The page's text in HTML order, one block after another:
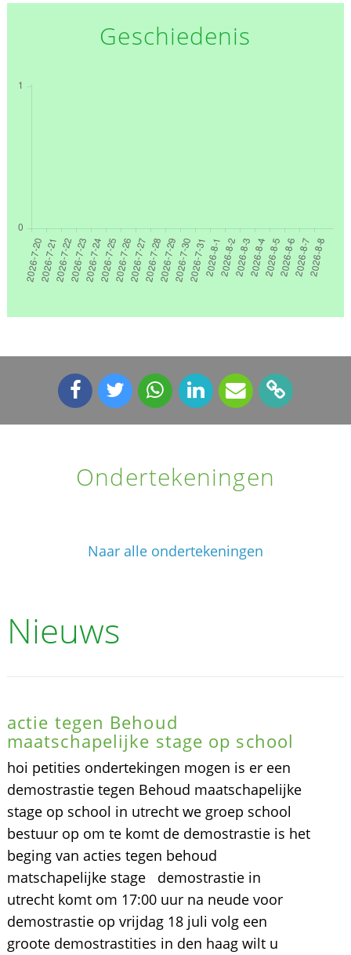
Geschiedenis
Ondertekeningen
Naar alle ondertekeningen
Nieuws
actie tegen Behoud
maatschapelijke stage op school
hoi petities ondertekingen mogen is er een
demostrastie tegen Behoud maatschapelijke
stage op school in utrecht we groep school
bestuur op om te komt de demostrastie is het
beging van acties tegen behoud
matschapelijke stage demostrastie in
utrecht komt om 17:00 uur na neude voor
demostrastie op vrijdag 18 juli volg een
groote demostrastities in den haag wilt u